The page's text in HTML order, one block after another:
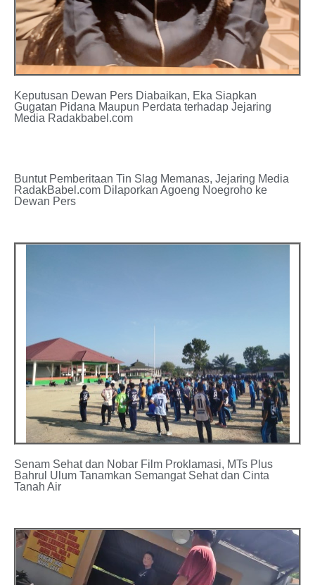
Keputusan Dewan Pers Diabaikan, Eka Siapkan
Gugatan Pidana Maupun Perdata terhadap Jejaring
Media Radakbabel.com
Buntut Pemberitaan Tin Slag Memanas, Jejaring Media
RadakBabel.com Dilaporkan Agoeng Noegroho ke
Dewan Pers
Senam Sehat dan Nobar Film Proklamasi, MTs Plus
Bahrul Ulum Tanamkan Semangat Sehat dan Cinta
Tanah Air